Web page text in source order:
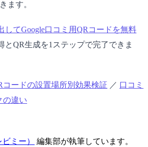
ます。
してGoogle口コミ用QRコードを無料
とQR生成を1ステップで完了できま
コードの設置場所別効果検証 ／ 口コミ
の違い
ミー）
編集部が執筆しています。